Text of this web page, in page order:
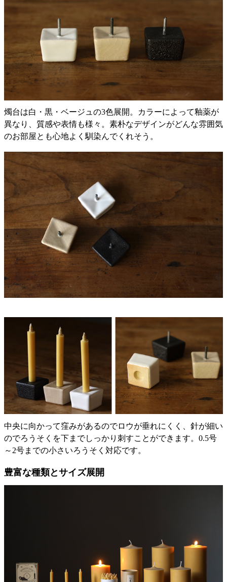
燭台は白・黒・ベージュの3色展開。カラーによって釉薬が
異なり、質感や表情も様々。素朴なデザインがどんな雰囲気
のお部屋とも心地よく馴染んでくれそう。
中央に向かって窪みがあるのでロウが垂れにくく、針が細い
のでろうそくを下までしっかり刺すことができます。0.5号
～2号までの小さいろうそく対応です。
豊富な種類とサイズ展開